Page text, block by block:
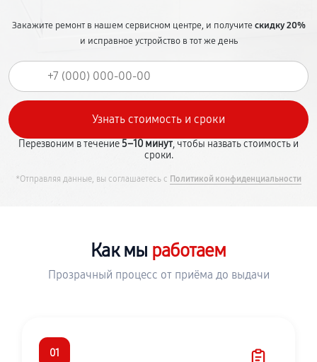
Закажите ремонт в нашем сервисном центре, и получитескидку 20%
и исправное устройство в тот же день
Перезвоним в течение5–10 минут, чтобы назвать стоимость и
сроки.
*Отправляя данные, вы соглашаетесь с Политикой конфиденциальности
Как мы работаем
Прозрачный процесс от приёма до выдачи
01